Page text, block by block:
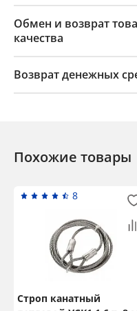
Обмен и возврат
качества
Возврат денежных
Похожие товары
8
Строп канатный